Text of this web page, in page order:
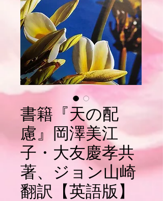
書籍『天の配
慮』岡澤美江
子・大友慶孝共
著、ジョン山崎
翻訳【英語版】